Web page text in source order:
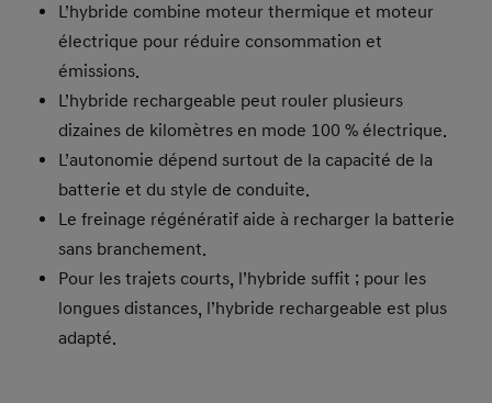
L’hybride combine moteur thermique et moteur
électrique pour réduire consommation et
émissions.
L’hybride rechargeable peut rouler plusieurs
dizaines de kilomètres en mode 100 % électrique.
L’autonomie dépend surtout de la capacité de la
batterie et du style de conduite.
Le freinage régénératif aide à recharger la batterie
sans branchement.
Pour les trajets courts, l’hybride suffit ; pour les
longues distances, l’hybride rechargeable est plus
adapté.